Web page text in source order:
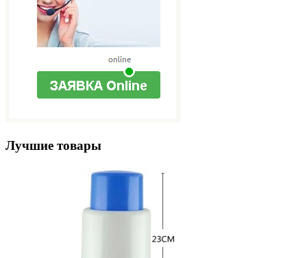
Лучшие товары